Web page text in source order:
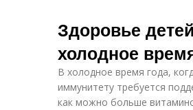
Здоровье
холодное
В холодное время года,
иммунитету требуется
как можно больше